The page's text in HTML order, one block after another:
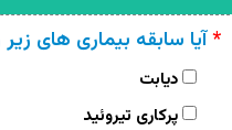
*آیا سابقه بیماری های زیر
دیابت
پرکاری تیروئید